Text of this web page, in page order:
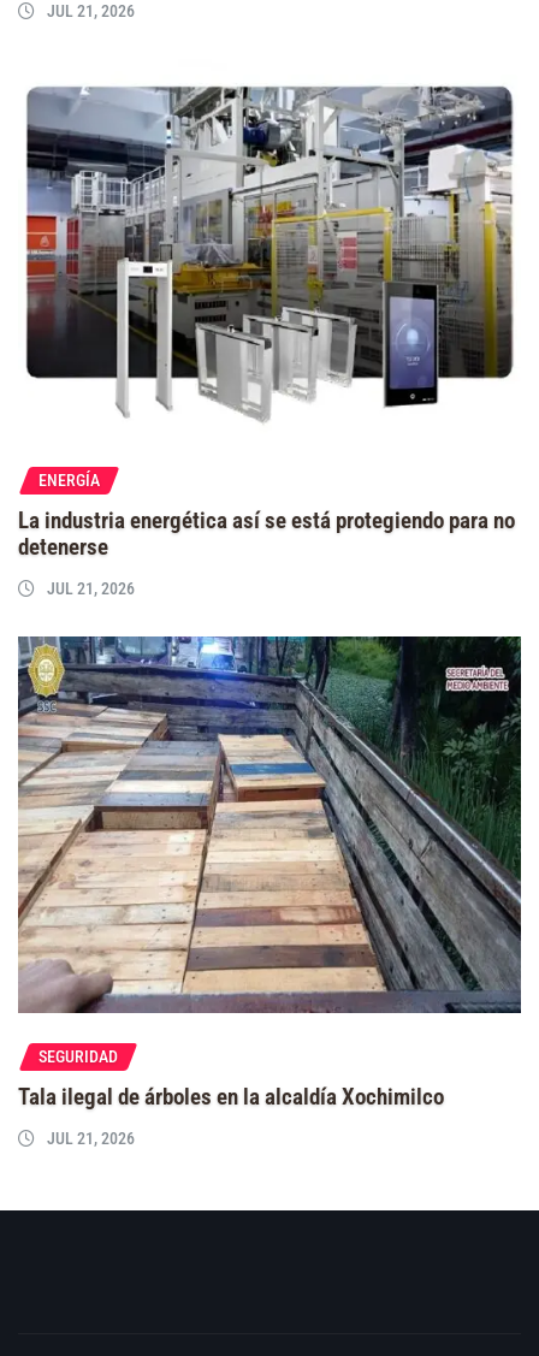
JUL 21, 2026
ENERGÍA
La industria energética así se está protegiendo para no
detenerse
JUL 21, 2026
SEGURIDAD
Tala ilegal de árboles en la alcaldía Xochimilco
JUL 21, 2026